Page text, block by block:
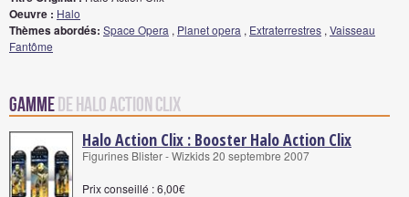
Oeuvre : Halo
Thèmes abordés: Space Opera , Planet opera , Extraterrestres , Vaisseau
Fantôme
Gammede Halo Action Clix
Halo Action Clix : Booster Halo Action Clix
Figurines Blister - Wizkids 20 septembre 2007
Prix conseillé : 6,00€